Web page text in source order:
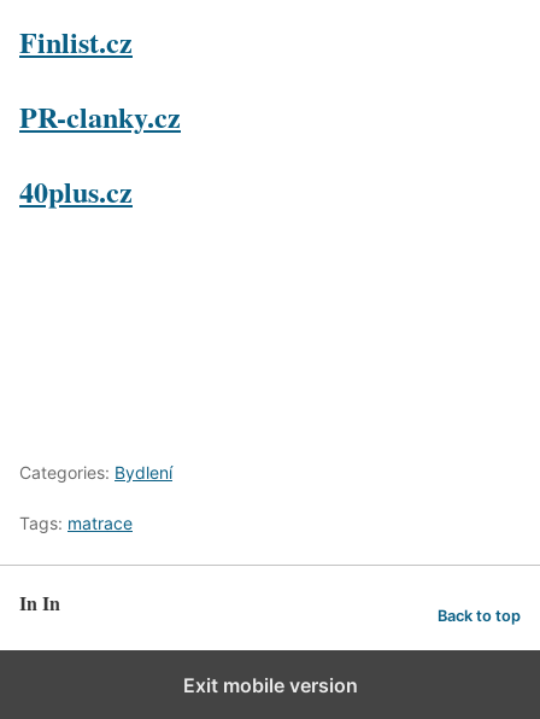
Finlist.cz
PR-clanky.cz
40plus.cz
Categories: Bydlení
Tags: matrace
In In Back to top
Exit mobile version